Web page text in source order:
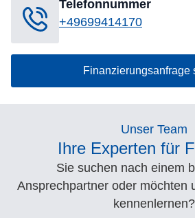
Telefonnummer
+49699414170
Finanzierungsanfrage
Unser Team
Ihre Experten für
Sie suchen nach einem
Ansprechpartner oder möchten
kennenlernen?